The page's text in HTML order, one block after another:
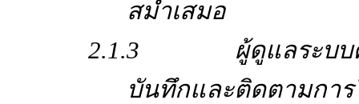
สม่ำเสมอ
2.1.3 ผู้ดูแลระบบคว
บันทึกและติดตามการ